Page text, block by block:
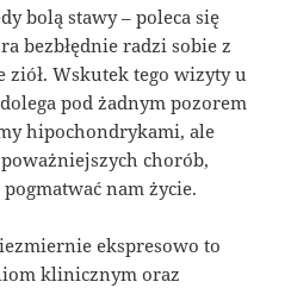
bolą stawy – poleca się
bezbłędnie radzi sobie z
ziół. Wskutek tego wizyty u
pod żadnym pozorem
hipochondrykami, ale
chorób,
nam życie.
ekspresowo to
klinicznym oraz